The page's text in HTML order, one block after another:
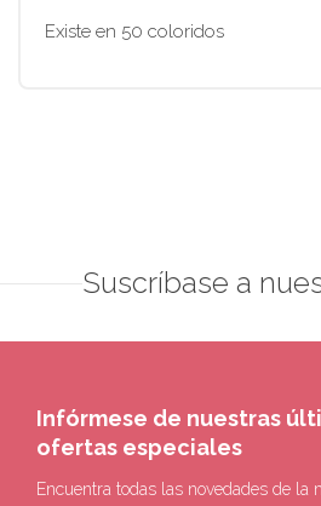
Existe en 50 coloridos
Suscríbase a
Infórmese de nuestras
ofertas especiales
Encuentra todas las novedades de la